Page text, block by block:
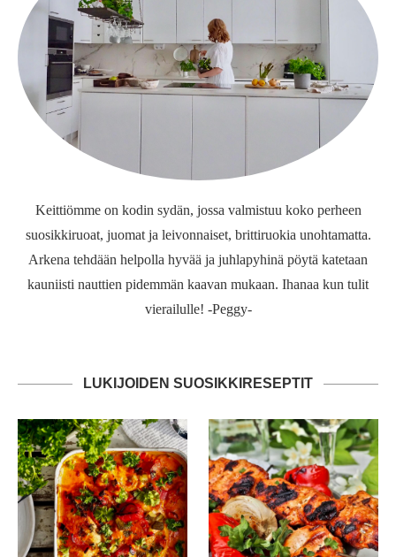
Keittiömme on kodin sydän, jossa valmistuu koko perheen
suosikkiruoat, juomat ja leivonnaiset, brittiruokia unohtamatta.
Arkena tehdään helpolla hyvää ja juhlapyhinä pöytä katetaan
kauniisti nauttien pidemmän kaavan mukaan. Ihanaa kun tulit
vierailulle! -Peggy-
LUKIJOIDEN SUOSIKKIRESEPTIT